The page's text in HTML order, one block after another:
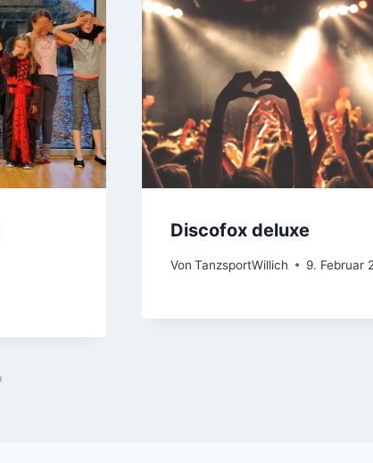
Discofox deluxe
Von TanzsportWillich 9. Februar